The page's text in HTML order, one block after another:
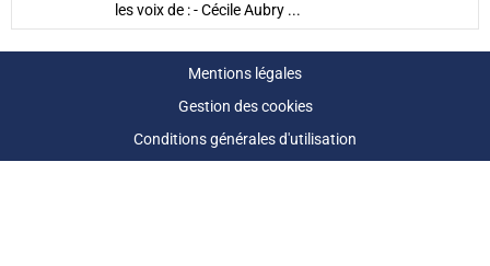
les voix de : - Cécile Aubry ...
Mentions légales
Gestion des cookies
Conditions générales d'utilisation